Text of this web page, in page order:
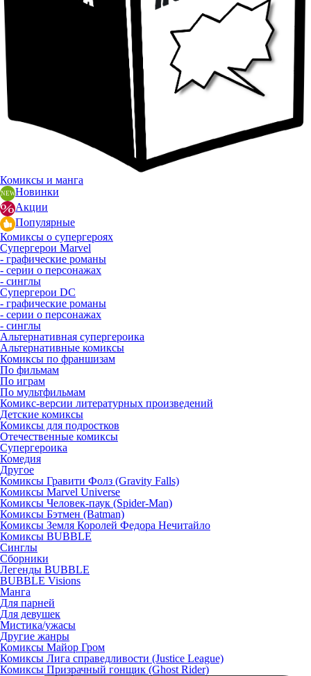
Комиксы и манга
Новинки
Акции
Популярные
Комиксы о супергероях
Супергерои Marvel
- графические романы
- серии о персонажах
- синглы
Супергерои DC
- графические романы
- серии о персонажах
- синглы
Альтернативная супергероика
Альтернативные комиксы
Комиксы по франшизам
По фильмам
По играм
По мультфильмам
Комикс-версии литературных произведений
Детские комиксы
Комиксы для подростков
Отечественные комиксы
Супергероика
Комедия
Другое
Комиксы Гравити Фолз (Gravity Falls)
Комиксы Marvel Universe
Комиксы Человек-паук (Spider-Man)
Комиксы Бэтмен (Batman)
Комиксы Земля Королей Федора Нечитайло
Комиксы BUBBLE
Синглы
Сборники
Легенды BUBBLE
BUBBLE Visions
Манга
Для парней
Для девушек
Мистика/ужасы
Другие жанры
Комиксы Майор Гром
Комиксы Лига справедливости (Justice League)
Комиксы Призрачный гонщик (Ghost Rider)